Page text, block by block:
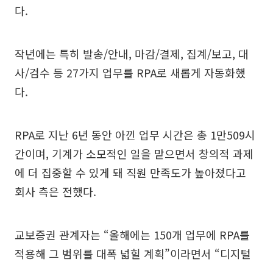
다.
작년에는 특히 발송/안내, 마감/결제, 집계/보고, 대
사/검수 등 27가지 업무를 RPA로 새롭게 자동화했
다.
RPA로 지난 6년 동안 아낀 업무 시간은 총 1만509시
간이며, 기계가 소모적인 일을 맡으면서 창의적 과제
에 더 집중할 수 있게 돼 직원 만족도가 높아졌다고
회사 측은 전했다.
교보증권 관계자는 “올해에는 150개 업무에 RPA를
적용해 그 범위를 대폭 넓힐 계획”이라면서 “디지털